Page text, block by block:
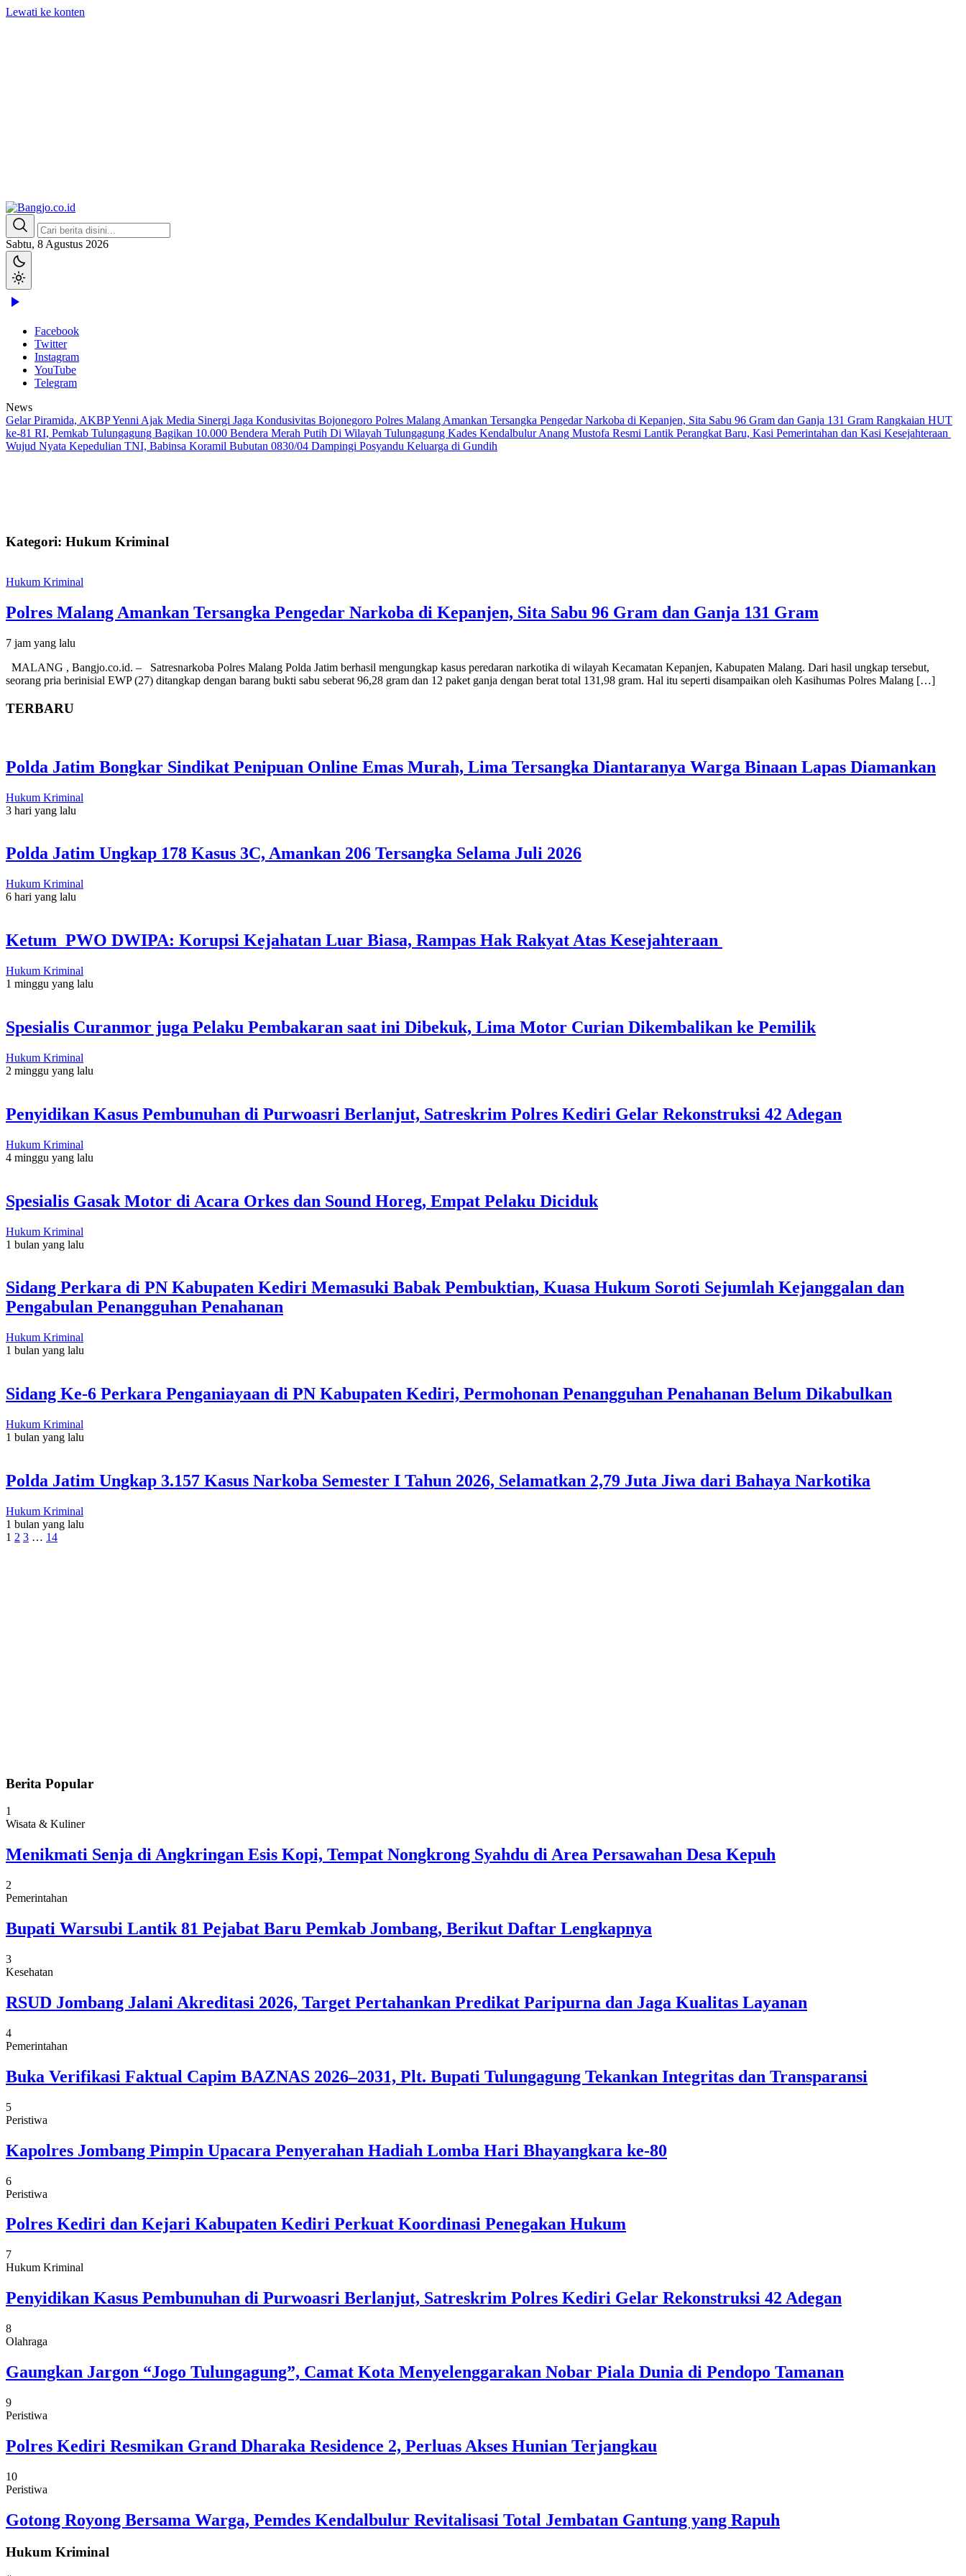
Lewati ke konten
Bangjo.co.id
Berani, Tegas, Terpercaya
Sabtu, 8 Agustus 2026
Facebook
Twitter
Instagram
YouTube
Telegram
News
Gelar Piramida, AKBP Yenni Ajak Media Sinergi Jaga Kondusivitas Bojonegoro Polres Malang Amankan Tersangka Pengedar Narkoba di Kepanjen, Sita Sabu 96 Gram dan Ganja 131 Gram Rangkaian HUT
ke-81 RI, Pemkab Tulungagung Bagikan 10.000 Bendera Merah Putih Di Wilayah Tulungagung Kades Kendalbulur Anang Mustofa Resmi Lantik Perangkat Baru, Kasi Pemerintahan dan Kasi Kesejahteraan
Wujud Nyata Kepedulian TNI, Babinsa Koramil Bubutan 0830/04 Dampingi Posyandu Keluarga di Gundih
Kategori: Hukum Kriminal
Hukum Kriminal
Polres Malang Amankan Tersangka Pengedar Narkoba di Kepanjen, Sita Sabu 96 Gram dan Ganja 131 Gram
7 jam yang lalu
MALANG , Bangjo.co.id. – Satresnarkoba Polres Malang Polda Jatim berhasil mengungkap kasus peredaran narkotika di wilayah Kecamatan Kepanjen, Kabupaten Malang. Dari hasil ungkap tersebut,
seorang pria berinisial EWP (27) ditangkap dengan barang bukti sabu seberat 96,28 gram dan 12 paket ganja dengan berat total 131,98 gram. Hal itu seperti disampaikan oleh Kasihumas Polres Malang […]
TERBARU
Polda Jatim Bongkar Sindikat Penipuan Online Emas Murah, Lima Tersangka Diantaranya Warga Binaan Lapas Diamankan
Hukum Kriminal
3 hari yang lalu
Polda Jatim Ungkap 178 Kasus 3C, Amankan 206 Tersangka Selama Juli 2026
Hukum Kriminal
6 hari yang lalu
Ketum PWO DWIPA: Korupsi Kejahatan Luar Biasa, Rampas Hak Rakyat Atas Kesejahteraan
Hukum Kriminal
1 minggu yang lalu
Spesialis Curanmor juga Pelaku Pembakaran saat ini Dibekuk, Lima Motor Curian Dikembalikan ke Pemilik
Hukum Kriminal
2 minggu yang lalu
Penyidikan Kasus Pembunuhan di Purwoasri Berlanjut, Satreskrim Polres Kediri Gelar Rekonstruksi 42 Adegan
Hukum Kriminal
4 minggu yang lalu
Spesialis Gasak Motor di Acara Orkes dan Sound Horeg, Empat Pelaku Diciduk
Hukum Kriminal
1 bulan yang lalu
Sidang Perkara di PN Kabupaten Kediri Memasuki Babak Pembuktian, Kuasa Hukum Soroti Sejumlah Kejanggalan dan
Pengabulan Penangguhan Penahanan
Hukum Kriminal
1 bulan yang lalu
Sidang Ke-6 Perkara Penganiayaan di PN Kabupaten Kediri, Permohonan Penangguhan Penahanan Belum Dikabulkan
Hukum Kriminal
1 bulan yang lalu
Polda Jatim Ungkap 3.157 Kasus Narkoba Semester I Tahun 2026, Selamatkan 2,79 Juta Jiwa dari Bahaya Narkotika
Hukum Kriminal
1 bulan yang lalu
1 2 3 … 14
Berita Popular
1
Wisata & Kuliner
Menikmati Senja di Angkringan Esis Kopi, Tempat Nongkrong Syahdu di Area Persawahan Desa Kepuh
2
Pemerintahan
Bupati Warsubi Lantik 81 Pejabat Baru Pemkab Jombang, Berikut Daftar Lengkapnya
3
Kesehatan
RSUD Jombang Jalani Akreditasi 2026, Target Pertahankan Predikat Paripurna dan Jaga Kualitas Layanan
4
Pemerintahan
Buka Verifikasi Faktual Capim BAZNAS 2026–2031, Plt. Bupati Tulungagung Tekankan Integritas dan Transparansi
5
Peristiwa
Kapolres Jombang Pimpin Upacara Penyerahan Hadiah Lomba Hari Bhayangkara ke-80
6
Peristiwa
Polres Kediri dan Kejari Kabupaten Kediri Perkuat Koordinasi Penegakan Hukum
7
Hukum Kriminal
Penyidikan Kasus Pembunuhan di Purwoasri Berlanjut, Satreskrim Polres Kediri Gelar Rekonstruksi 42 Adegan
8
Olahraga
Gaungkan Jargon “Jogo Tulungagung”, Camat Kota Menyelenggarakan Nobar Piala Dunia di Pendopo Tamanan
9
Peristiwa
Polres Kediri Resmikan Grand Dharaka Residence 2, Perluas Akses Hunian Terjangkau
10
Peristiwa
Gotong Royong Bersama Warga, Pemdes Kendalbulur Revitalisasi Total Jembatan Gantung yang Rapuh
Hukum Kriminal